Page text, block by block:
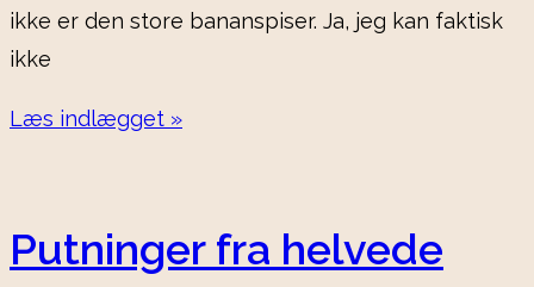
ikke er den store bananspiser. Ja, jeg kan faktisk
ikke
Læs indlægget »
Putninger fra helvede